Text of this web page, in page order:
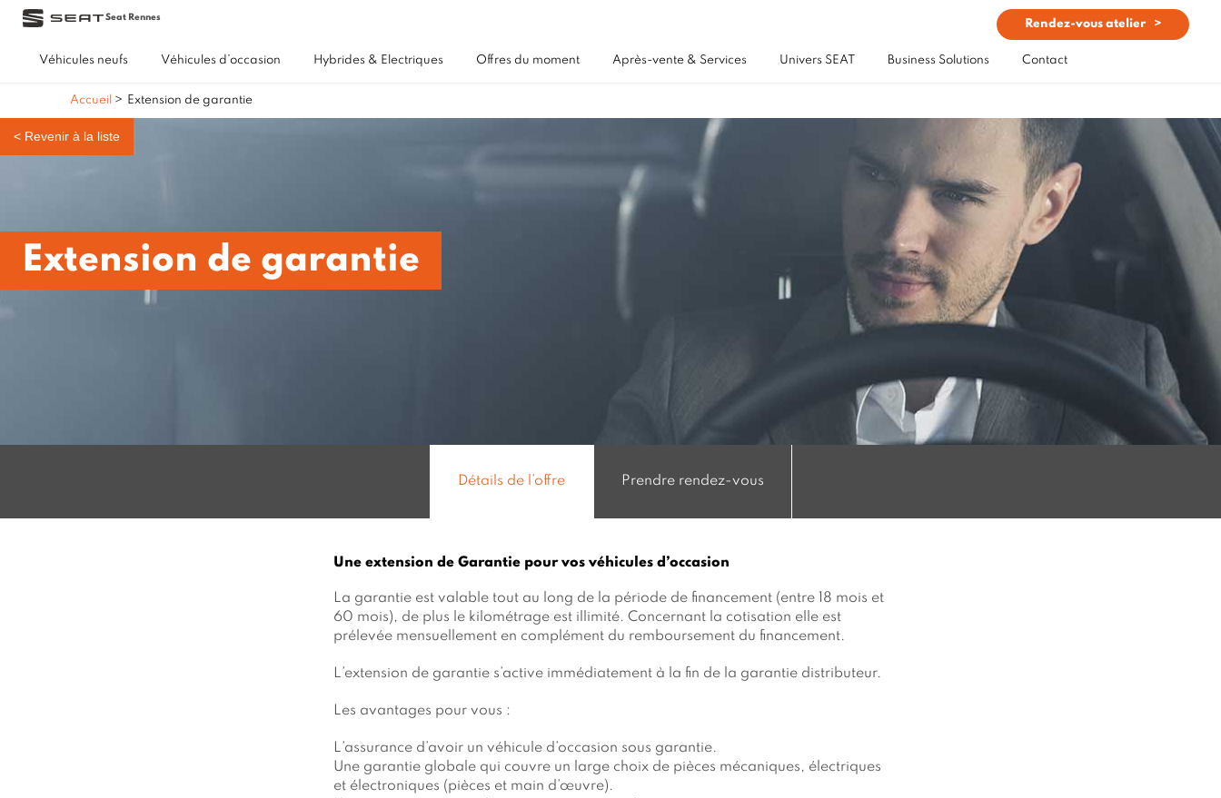
Seat Rennes
Rendez-vous atelier
Véhicules neufs Véhicules d’occasion Hybrides & Electriques Offres du moment Après-vente & Services Univers SEAT Business Solutions Contact
Accueil > Extension de garantie
< Revenir à la liste
Extension de garantie
Détails de l’offre Prendre rendez-vous
Une extension de Garantie pour vos véhicules d’occasion
La garantie est valable tout au long de la période de financement (entre 18 mois et
60 mois), de plus le kilométrage est illimité. Concernant la cotisation elle est
prélevée mensuellement en complément du remboursement du financement.
L’extension de garantie s’active immédiatement à la fin de la garantie distributeur.
Les avantages pour vous :
L’assurance d’avoir un véhicule d’occasion sous garantie.
Une garantie globale qui couvre un large choix de pièces mécaniques, électriques
et électroniques (pièces et main d’œuvre).